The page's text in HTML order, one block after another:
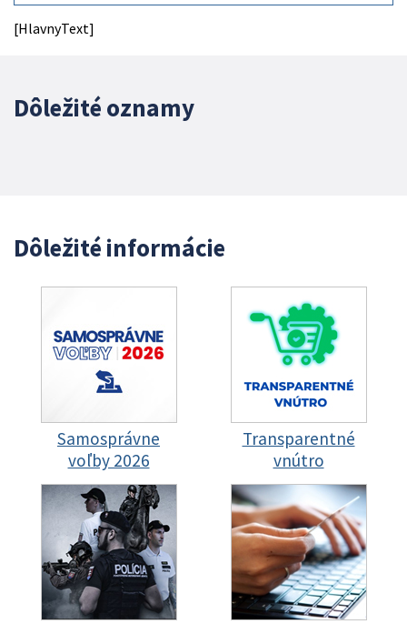
[HlavnyText]
Dôležité oznamy
Dôležité informácie
Samosprávne
voľby 2026
Transparentné
vnútro